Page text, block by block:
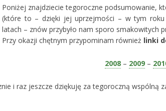
Poniżej znajdziecie tegoroczne podsumowanie,
(które to – dzięki jej uprzejmości – w tym roku
latach – znów przybyło nam sporo smakowitych
Przy okazji chętnym przypominam również linki
2008 – 2009 –
i raz jeszcze dziękuję za tegoroczną wspólną